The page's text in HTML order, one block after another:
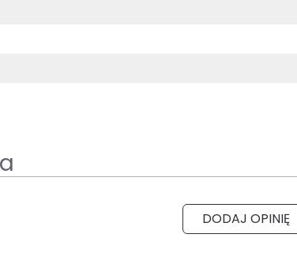
DODAJ OPINIĘ